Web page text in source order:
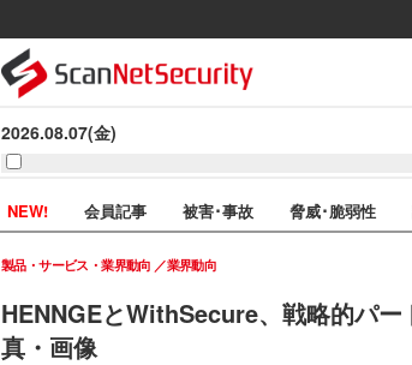
2026.08.07(金)
NEW! 会員記事 被害･事故 脅威･脆弱性
HENNGEとWithSecure、戦略的パ
真・画像
製品・サービス・業界動向 業界動向